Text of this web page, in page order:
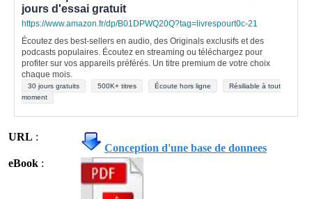
jours d'essai gratuit
https://www.amazon.fr/dp/B01DPWQ20Q?tag=livrespourt0c-21
Écoutez des best-sellers en audio, des Originals exclusifs et des
podcasts populaires. Écoutez en streaming ou téléchargez pour
profiter sur vos appareils préférés. Un titre premium de votre choix
chaque mois.
30 jours gratuits 500K+ titres Écoute hors ligne
Résiliable à tout
moment
URL :
Conception d'une base de donnees
eBook :